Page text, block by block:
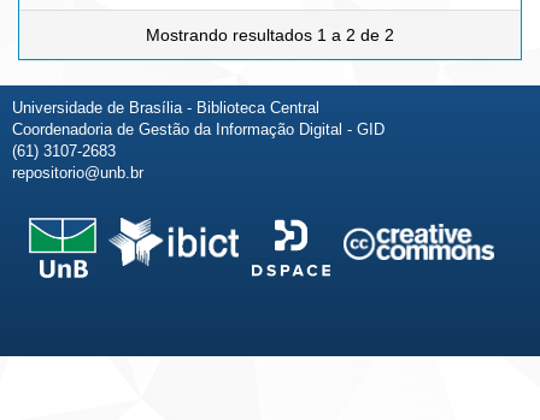
Mostrando resultados 1 a 2 de 2
Universidade de Brasília - Biblioteca Central
Coordenadoria de Gestão da Informação Digital - GID
(61) 3107-2683
repositorio@unb.br